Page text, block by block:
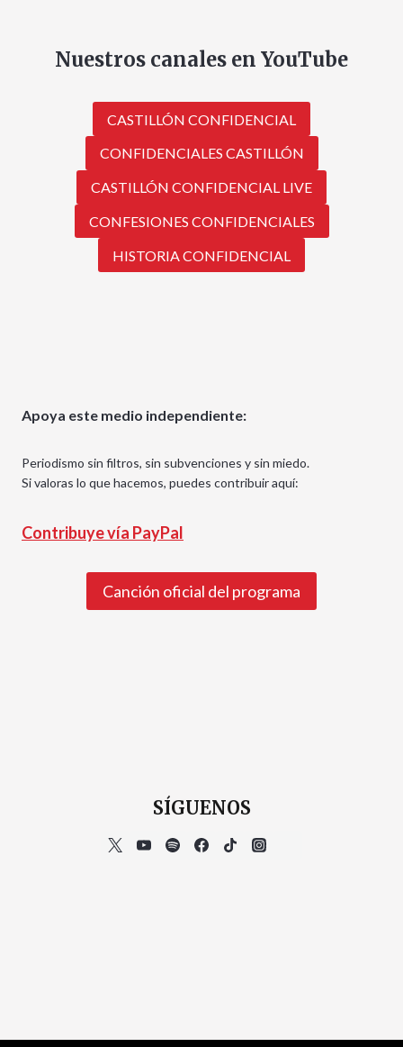
Nuestros canales en YouTube
CASTILLÓN CONFIDENCIAL
CONFIDENCIALES CASTILLÓN
CASTILLÓN CONFIDENCIAL LIVE
CONFESIONES CONFIDENCIALES
HISTORIA CONFIDENCIAL
Apoya este medio independiente:
Periodismo sin filtros, sin subvenciones y sin miedo.
Si valoras lo que hacemos, puedes contribuir aquí:
Contribuye vía PayPal
Canción oficial del programa
SÍGUENOS